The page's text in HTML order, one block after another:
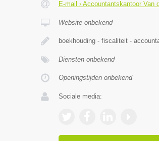
E-mail › Accountantskantoor Van
Website onbekend
boekhouding - fiscaliteit -
Diensten onbekend
Openingstijden onbekend
Sociale media: